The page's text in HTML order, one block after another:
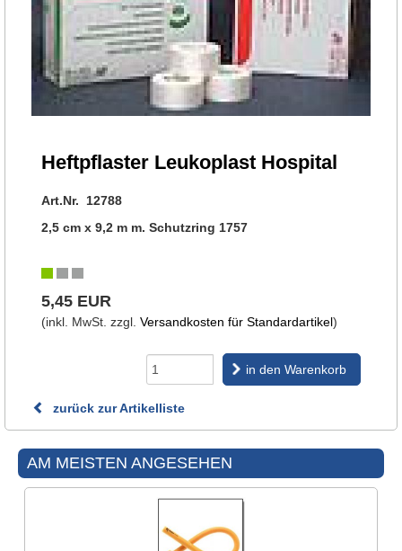
Heftpflaster Leukoplast Hospital
Art.Nr. 12788
2,5 cm x 9,2 m m. Schutzring 1757
5,45 EUR
(inkl. MwSt. zzgl. Versandkosten für Standardartikel)
in den Warenkorb
zurück zur Artikelliste
AM MEISTEN ANGESEHEN